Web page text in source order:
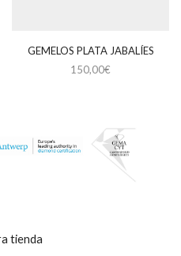
GEMELOS PLATA JABALÍES
150,00€
tienda